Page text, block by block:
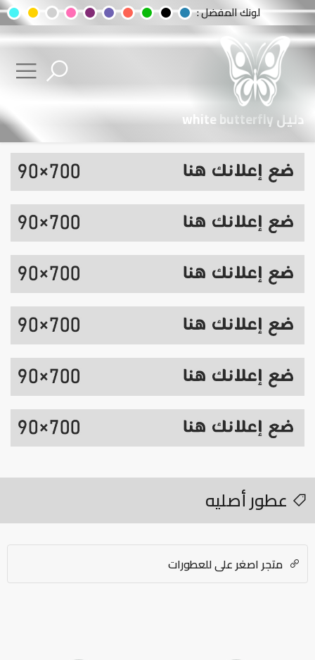
لونك المفضل :
دليل white butterfly
عطور أصليه
متجر اصغر علي للعطورات